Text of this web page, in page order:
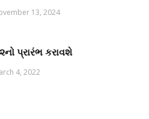
13, 2024
પ્રારંભ કરાવશે
4, 2022